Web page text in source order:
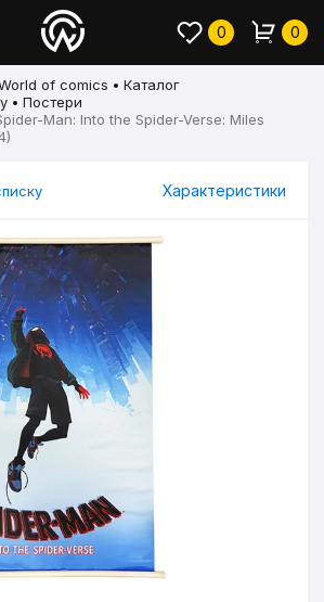
0 0
of comics
Каталог
Постери
Man: Into the Spider-Verse: Miles
Характеристики